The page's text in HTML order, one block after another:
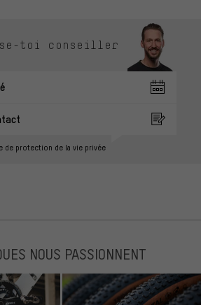
toi conseiller
de protection de la vie privée
NOUS PASSIONNENT